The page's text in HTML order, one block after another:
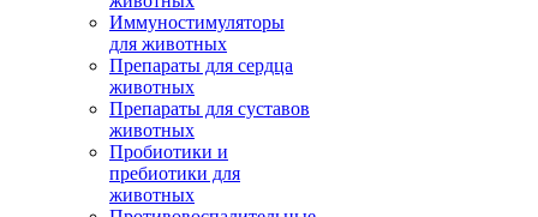
Иммуностимуляторы
для животных
Препараты для сердца
животных
Препараты для суставов
животных
Пробиотики и
пребиотики для
животных